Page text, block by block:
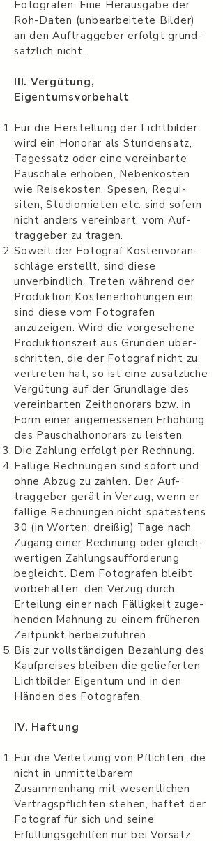
Fotografen. Eine Her­aus­gabe der
Roh-Daten (unbear­beit­ete Bilder)
an den Auf­tragge­ber erfolgt grund­
sät­zlich nicht.
III. Vergü­tung,
Eigentumsvorbehalt
Für die Her­stel­lung der Licht­bilder
wird ein Hon­o­rar als Stun­den­satz,
Tages­satz oder eine vere­in­barte
Pauschale erhoben, Nebenkosten
wie Reisekosten, Spe­sen, Req­ui­
siten, Stu­diomi­eten etc. sind sofern
nicht anders vere­in­bart, vom Auf­
tragge­ber zu tragen.
Soweit der Fotograf Kosten­vo­ran­
schläge erstellt, sind diese
unverbindlich. Treten während der
Pro­duk­tion Kosten­er­höhun­gen ein,
sind diese vom Fotografen
anzuzeigen. Wird die vorge­se­hene
Pro­duk­tion­szeit aus Grün­den über­
schrit­ten, die der Fotograf nicht zu
vertreten hat, so ist eine zusät­zliche
Vergü­tung auf der Grund­lage des
vere­in­barten Zei­thono­rars bzw. in
Form einer angemesse­nen Erhöhung
des Pauschal­hono­rars zu leisten.
Die Zahlung erfolgt per Rechnung.
Fäl­lige Rech­nun­gen sind sofort und
ohne Abzug zu zahlen. Der Auf­
tragge­ber gerät in Verzug, wenn er
fäl­lige Rech­nun­gen nicht spätestens
30 (in Worten: dreißig) Tage nach
Zugang einer Rech­nung oder gle­ich­
w­er­ti­gen Zahlungsauf­forderung
begle­icht. Dem Fotografen bleibt
vor­be­hal­ten, den Verzug durch
Erteilung einer nach Fäl­ligkeit zuge­
hen­den Mah­nung zu einem früheren
Zeit­punkt herbeizuführen.
Bis zur voll­ständi­gen Bezahlung des
Kauf­preises bleiben die geliefer­ten
Licht­bilder Eigen­tum und in den
Hän­den des Fotografen.
IV. Haf­tung
Für die Ver­let­zung von Pflichten, die
nicht in unmittelbarem
Zusammenhang mit wesentlichen
Vertragspflichten stehen, haftet der
Fotograf für sich und seine
Erfüllungsgehilfen nur bei Vor­satz